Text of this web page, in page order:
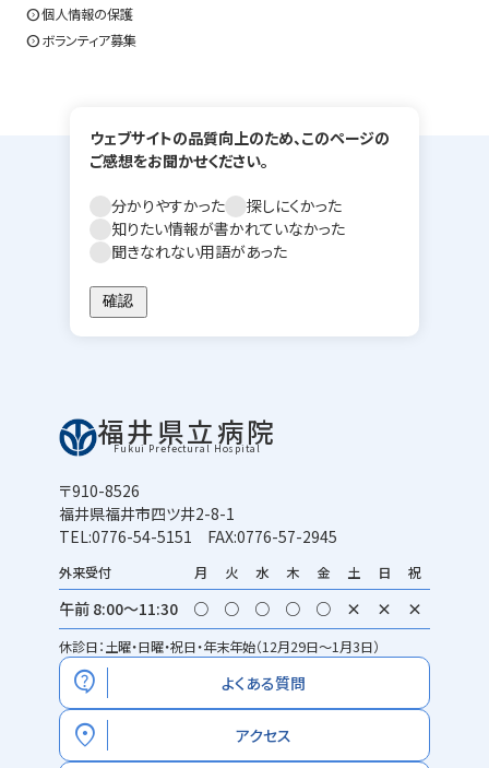
expand_circle_right個人情報の保護
expand_circle_rightボランティア募集
ウェブサイトの品質向上のため、このページの
ご感想をお聞かせください。
分かりやすかった
探しにくかった
知りたい情報が書かれていなかった
聞きなれない用語があった
福井県立病院
Fukui Prefectural Hospital
〒910-8526
福井県福井市四ツ井2-8-1
TEL:0776-54-5151 FAX:0776-57-2945
外来受付 月 火 水 木 金 土 日 祝
午前 8:00～11:30 ○ ○ ○ ○ ○ × × ×
休診日：土曜・日曜・祝日・年末年始（12月29日～1月3日）
contact_support よくある質問
location_on アクセス